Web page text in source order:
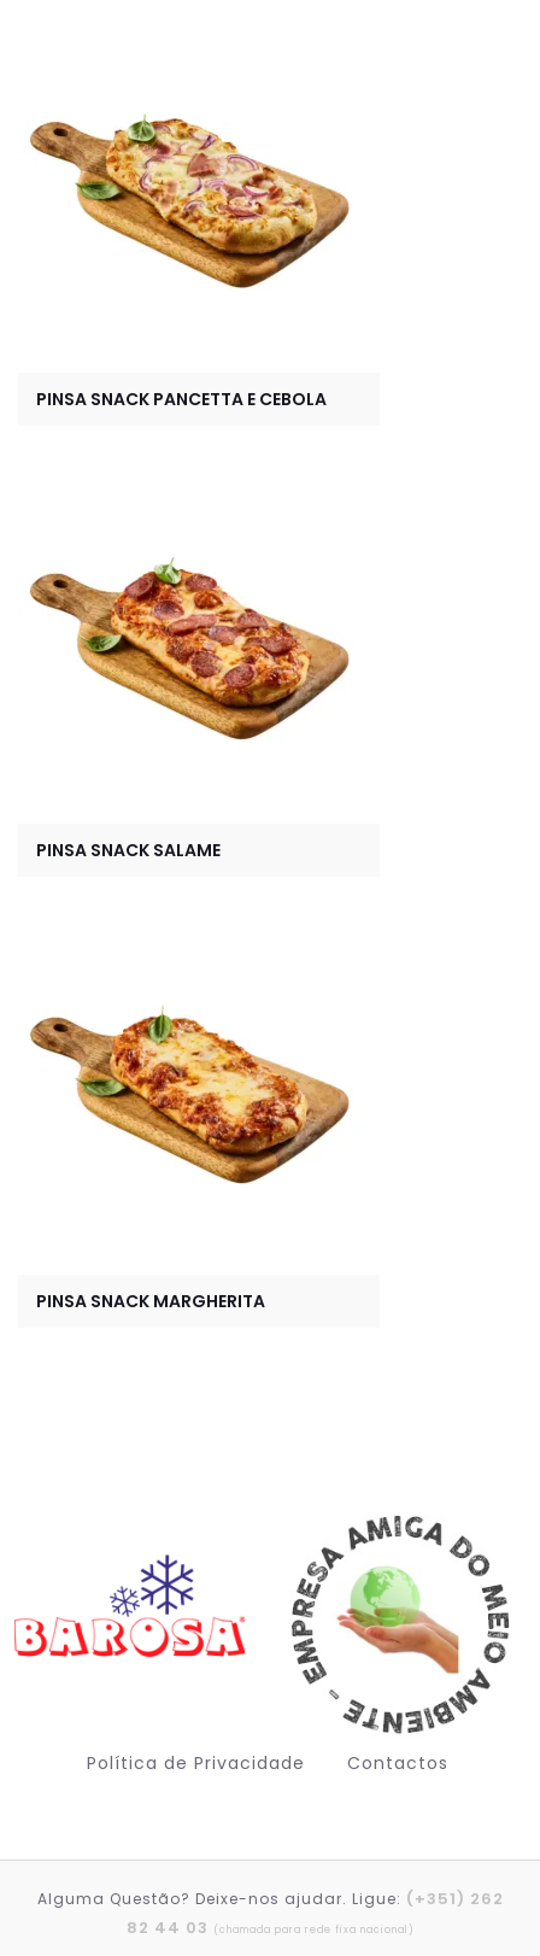
PINSA SNACK PANCETTA E CEBOLA
PINSA SNACK SALAME
PINSA SNACK MARGHERITA
Política de Privacidade Contactos
Alguma Questão? Deixe-nos ajudar. Ligue: (+351) 262
82 44 03
(chamada para rede fixa nacional)
Deutsch (Sie)